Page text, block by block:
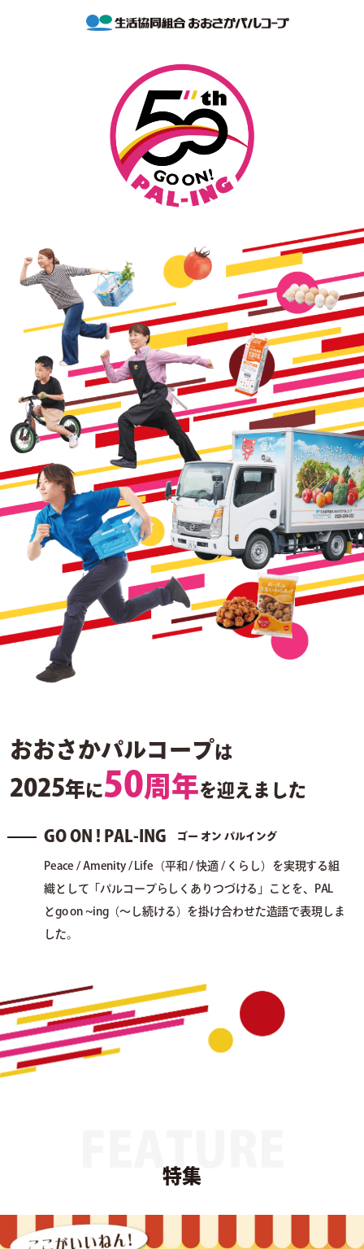
おおさかパルコープは
2025年に50周年を迎えました
GO ON ! PAL-ING ゴー オン パルイング
Peace / Amenity / Life（平和 / 快適 / くらし）を実現する組
織として 「パルコープらしくありつづける」ことを、PAL
とgo on ~ing（～し続ける）を掛け合わせた造語で表現しま
した。
特集